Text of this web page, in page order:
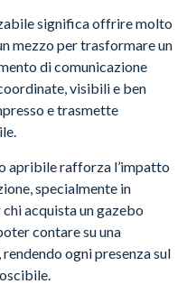
significa offrire molto
mezzo per trasformare un
di comunicazione
visibili e ben
e trasmette
apribile rafforza l’impatto
specialmente in
acquista un gazebo
contare su una
ogni presenza sul